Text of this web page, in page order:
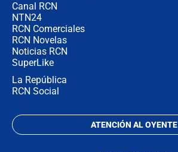
Canal RCN
NTN24
RCN Comerciales
RCN Novelas
Noticias RCN
SuperLike
La República
RCN Social
ATENCIÓN AL OYENTE